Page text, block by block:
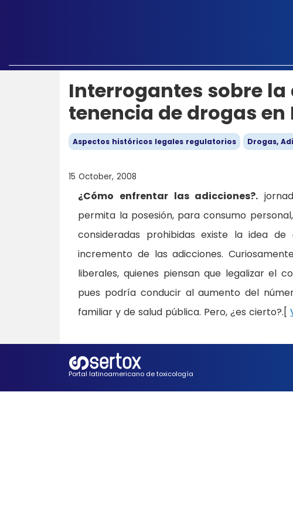
Interrogantes sobre
tenencia de drogas en
Aspectos históricos legales regulatorios Drogas,
15 October, 2008
¿Cómo enfrentar las adicciones?.
permita la posesión, para consumo
consideradas prohibidas existe la idea
incremento de las adicciones.
liberales, quienes piensan que legalizar el
pues podría conducir al aumento del
familiar y de salud pública. Pero, ¿es cierto?.[
Portal latinoamericano de toxicología